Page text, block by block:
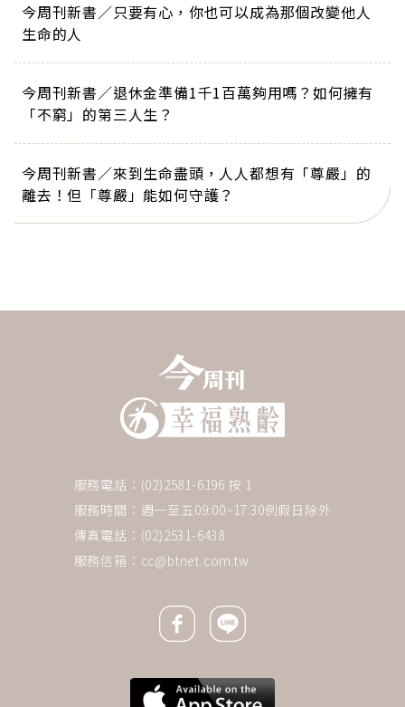
今周刊新書／只要有心，你也可以成為那個改變他人
生命的人
今周刊新書／退休金準備1千1百萬夠用嗎？如何擁有
「不窮」的第三人生？
今周刊新書／來到生命盡頭，人人都想有「尊嚴」的
離去！但「尊嚴」能如何守護？
服務電話：(02)2581-6196 按 1
服務時間：週一至五09:00~17:30例假日除外
傳真電話：(02)2531-6438
服務信箱： cc@btnet.com.tw
Facebook icon
Line icon